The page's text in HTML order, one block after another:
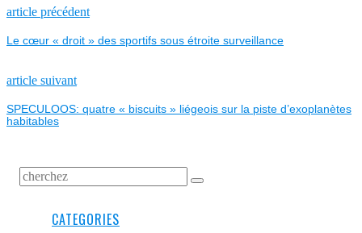
NAVIGATION
DE
L’ARTICLE
article précédentPrevious
Le cœur « droit » des sportifs sous étroite surveillance
article suivantNext
SPECULOOS: quatre « biscuits » liégeois sur la piste d’exoplanètes
habitables
CATEGORIES